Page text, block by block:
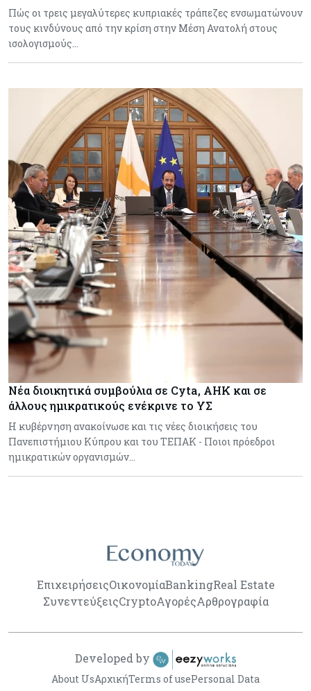
Πώς οι τρεις μεγαλύτερες κυπριακές τράπεζες ενσωματώνουν
τους κινδύνους από την κρίση στην Μέση Ανατολή στους
ισολογισμούς…
Νέα διοικητικά συμβούλια σε Cyta, AHK και σε
άλλους ημικρατικούς ενέκρινε το ΥΣ
Η κυβέρνηση ανακοίνωσε και τις νέες διοικήσεις του
Πανεπιστήμιου Κύπρου και του ΤΕΠΑΚ - Ποιοι πρόεδροι
ημικρατικών οργανισμών…
ΕπιχειρήσειςΟικονομίαBankingReal Estate
ΣυνεντεύξειςCryptoΑγορέςΑρθρογραφία
About UsΑρχικήTerms of usePersonal Data
Developed by